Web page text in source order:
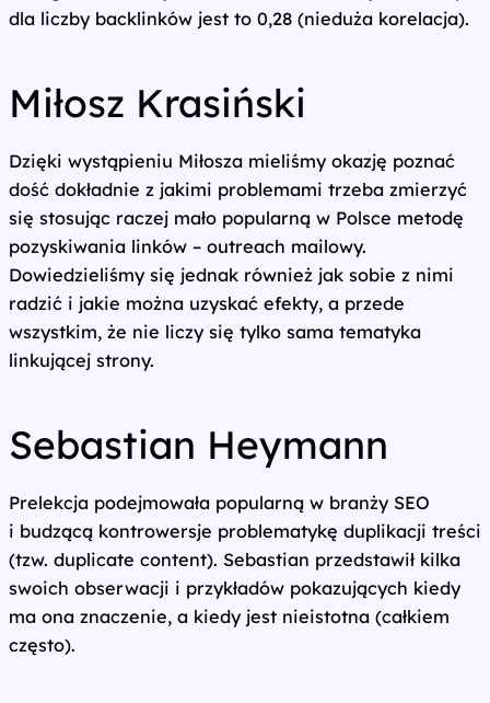
dla liczby backlinków jest to 0,28 (nieduża korelacja).
Miłosz Krasiński
Dzięki wystąpieniu Miłosza mieliśmy okazję poznać
dość dokładnie z jakimi problemami trzeba zmierzyć
się stosując raczej mało popularną w Polsce metodę
pozyskiwania linków – outreach mailowy.
Dowiedzieliśmy się jednak również jak sobie z nimi
radzić i jakie można uzyskać efekty, a przede
wszystkim, że nie liczy się tylko sama tematyka
linkującej strony.
Sebastian Heymann
Prelekcja podejmowała popularną w branży SEO
i budzącą kontrowersje problematykę duplikacji treści
(tzw. duplicate content). Sebastian przedstawił kilka
swoich obserwacji i przykładów pokazujących kiedy
ma ona znaczenie, a kiedy jest nieistotna (całkiem
często).